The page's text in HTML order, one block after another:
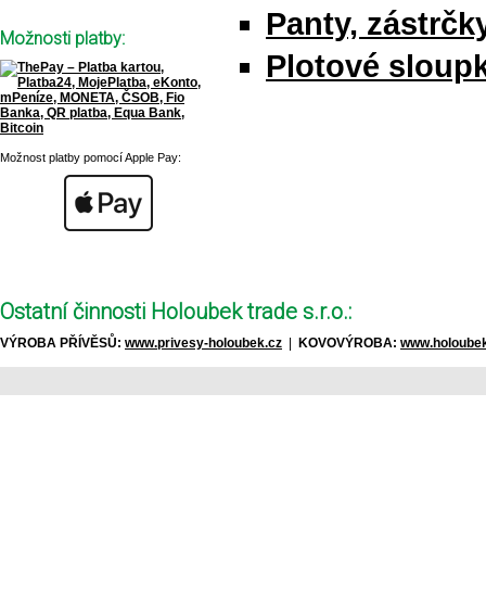
Panty,
Plotové
Možnosti platby:
Možnost platby pomocí Apple Pay:
Ostatní činnosti Holoubek trade s.r.o.:
VÝROBA PŘÍVĚSŮ: www.privesy-holoubek.cz KOVOVÝROBA: